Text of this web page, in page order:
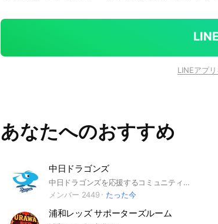
等の内容を発見した場合、投稿の削除、メン
LINEアプ
あなたへのおすすめ
中日ドラゴンズ
中日ドラゴンズを応援するコミュニティです。 ※非公式・非営利での運営です。
メンバー 2449
たった今
浦和レッズ サポーターズルーム